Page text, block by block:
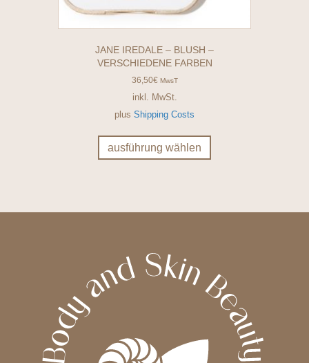
JANE IREDALE – BLUSH –
VERSCHIEDENE FARBEN
36,50€ MwsT
inkl. MwSt.
plus Shipping Costs
ausführung wählen
weist
Die
Produktseite
gewählt
werden